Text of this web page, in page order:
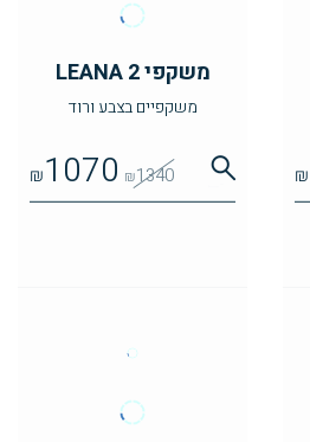
₪
משקפי LEANA 2
משקפיים בצבע ורוד
₪1340
₪1070